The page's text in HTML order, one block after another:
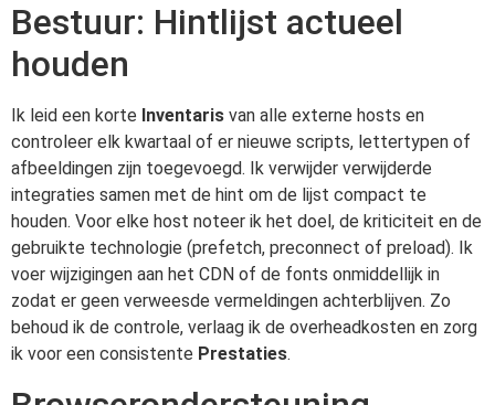
Bestuur: Hintlijst actueel
houden
Ik leid een korte Inventaris van alle externe hosts en
controleer elk kwartaal of er nieuwe scripts, lettertypen of
afbeeldingen zijn toegevoegd. Ik verwijder verwijderde
integraties samen met de hint om de lijst compact te
houden. Voor elke host noteer ik het doel, de kriticiteit en de
gebruikte technologie (prefetch, preconnect of preload). Ik
voer wijzigingen aan het CDN of de fonts onmiddellijk in
zodat er geen verweesde vermeldingen achterblijven. Zo
behoud ik de controle, verlaag ik de overheadkosten en zorg
ik voor een consistente Prestaties.